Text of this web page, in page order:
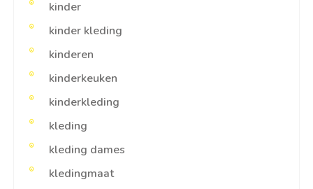
kinder
kinder kleding
kinderen
kinderkeuken
kinderkleding
kleding
kleding dames
kledingmaat